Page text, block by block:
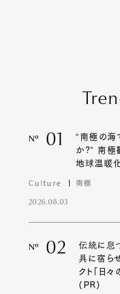
Nº 01
“南極の海
か?” 南極
地球温暖
Culture 南極
2026.08.03
Nº 02
伝統に息
具に宿ら
クト「日々
(PR)